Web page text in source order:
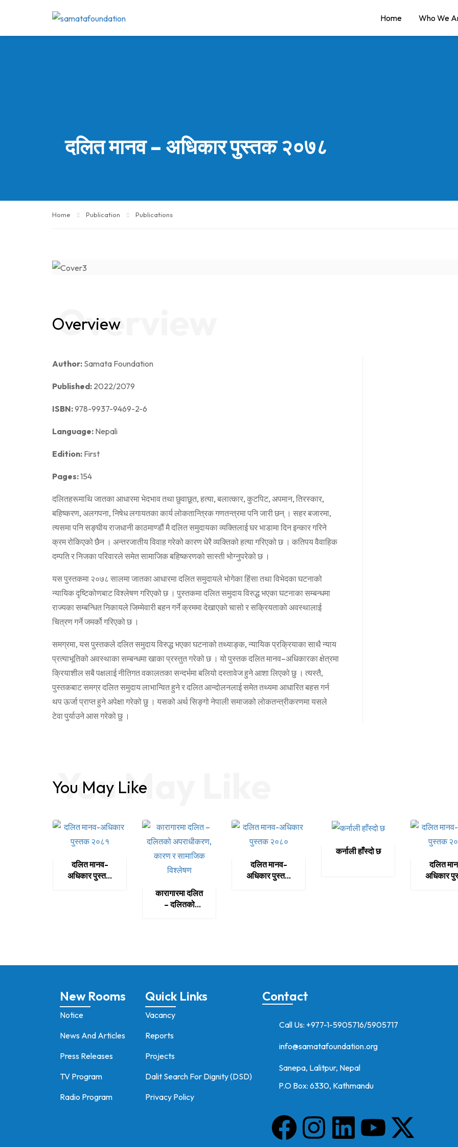
Home Who We
दलित मानव – अधिकार पुस्तक २०७८
Home Publication Publications
Overview
Overview
Author: Samata Foundation
Published: 2022/2079
ISBN:978-9937-9469-2-6
Language: Nepali
Edition: First
Pages:154
दलितहरूमाथि जातका आधारमा भेदभाव तथा छुवाछूत, हत्या, बलात्कार, कुटपिट, अपमान, तिरस्कार,
बहिष्करण, अलगपना, निषेध लगायतका कार्य लोकतान्त्रिक गणतन्त्रमा पनि जारी छन् । सहर बजारमा,
त्यसमा पनि सङ्घीय राजधानी काठमाण्डौं मै दलित समुदायका व्यक्तिलाई घर भाडामा दिन इन्कार गरिने
क्रम रोकिएको छैन । अन्तरजातीय विवाह गरेको कारण धेरै व्यक्तिको हत्या गरिएको छ । कतिपय वैवाहिक
दम्पति र निजका परिवारले समेत सामाजिक बहिष्करणको सास्ती भोग्नुपरेको छ ।
यस पुस्तकमा २०७८ सालमा जातका आधारमा दलित समुदायले भोगेका हिंसा तथा विभेदका घटनाको
न्यायिक दृष्टिकोणबाट विश्लेषण गरिएको छ । पुस्तकमा दलित समुदाय विरुद्ध भएका घटनाका सम्बन्धमा
राज्यका सम्बन्धित निकायले जिम्मेवारी बहन गर्ने क्रममा देखाएको चासो र सक्रियताको अवस्थालाई
चित्रण गर्ने जमर्को गरिएको छ ।
समग्रमा, यस पुस्तकले दलित समुदाय विरुद्ध भएका घटनाको तथ्याङ्क, न्यायिक प्रक्रियाका साथै न्याय
प्रत्याभूतिको अवस्थाका सम्बन्धमा खाका प्रस्तुत गरेको छ । यो पुस्तक दलित मानव–अधिकारका क्षेत्रमा
क्रियाशील सबै पक्षलाई नीतिगत वकालतका सन्दर्भमा बलियो दस्तावेज हुने आशा लिएको छु । त्यस्तै,
पुस्तकबाट समग्र दलित समुदाय लाभान्वित हुने र दलित आन्दोलनलाई समेत तथ्यमा आधारित बहस गर्न
थप ऊर्जा प्राप्त हुने अपेक्षा गरेको छु । यसको अर्थ सिङ्गो नेपाली समाजको लोकतन्त्रीकरणमा यसले
टेवा पुर्याउने आस गरेको छु ।
You May Like
You May Like
दलित मानव-
अधिकार पुस्तक
कारागारमा दलित
– दलितको
दलित मानव-
अधिकार पुस्तक
कर्नाली हाँस्दो छ
दलित
अधिकार
New Rooms
Notice
News And Articles
Press Releases
TV Program
Radio Program
Quick Links
Vacancy
Reports
Projects
Dalit Search For Dignity (DSD)
Privacy Policy
Contact
Call Us: +977-1-5905716/5905717
info@samatafoundation.org
Sanepa, Lalitpur, Nepal
P.O Box: 6330, Kathmandu